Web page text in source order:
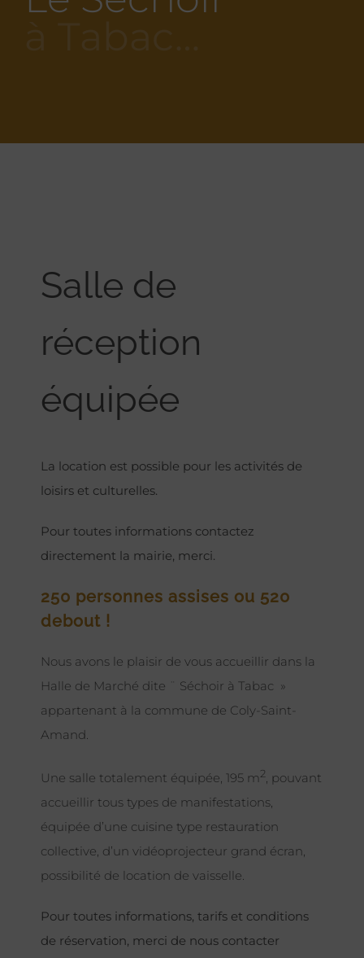
Salle de
réception
équipée
La location est possible pour les activités de
loisirs et culturelles.
Pour toutes informations contactez
directement la mairie, merci.
250 personnes assises ou 520
debout !
Nous avons le plaisir de vous accueillir dans la
Halle de Marché dite ¨ Séchoir à Tabac »
appartenant à la commune de Coly-Saint-
Amand.
Une salle totalement équipée, 195 m2 , pouvant
accueillir tous types de manifestations,
équipée d’une cuisine type restauration
collective, d’un vidéoprojecteur grand écran,
possibilité de location de vaisselle.
Pour toutes informations, tarifs et conditions
de réservation, merci de nous contacter